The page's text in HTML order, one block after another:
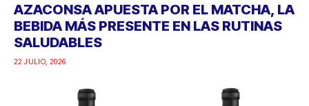
AZACONSA APUESTA POR EL MATCHA, LA
BEBIDA MÁS PRESENTE EN LAS RUTINAS
SALUDABLES
22 JULIO, 2026